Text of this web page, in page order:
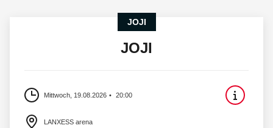
JOJI
JOJI
Mittwoch, 19.08.2026 20:00
LANXESS arena